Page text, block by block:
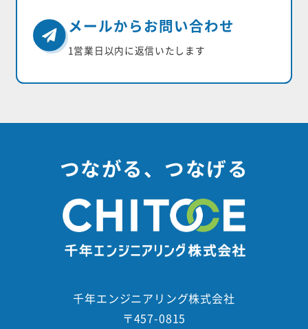
メールからお問い合わせ
1営業日以内に返信いたします
つながる、つなげる
千年エンジニアリング株式会社
〒457-0815